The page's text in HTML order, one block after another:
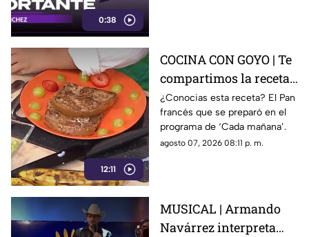
0:38
12:11
COCINA CON GOYO | Te
compartimos la receta
de un delicioso pan
francés
¿Conocias esta receta? El Pan
francés que se preparó en el
programa de ‘Cada mañana’.
agosto 07, 2026 08:11 p. m.
MUSICAL | Armando
Navárrez interpreta